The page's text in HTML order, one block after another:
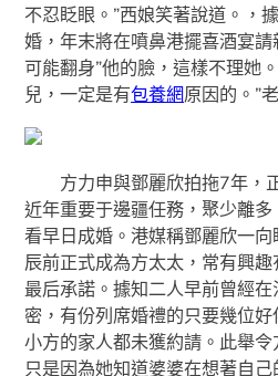
不忍眨眼。”西娘笑著說道。，
婚，年末將在噴鼻港擺喜酒宴
可能翻身”他的臉，這樣不理她
兒，一定是有包養網原因的。”
方力申與鄧麗欣拍拖7年，
近年重要于邊疆任務，聚少離多
看早日成婚。港媒稱鄧麗欣一
辰前正式成為方太太，常有興
最后承諾。據知二人早前曾經
密，有份列席婚禮的只要幾位好
小方的家人都未獲約請。此舉令
只是因為她知道婆婆在想著自